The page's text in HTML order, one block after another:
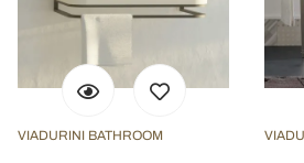
VIADURINI BATHROOM